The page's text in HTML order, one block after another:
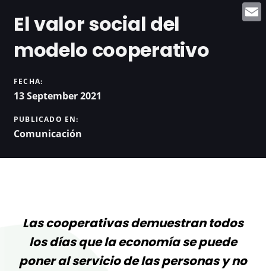
El valor social del
modelo cooperativo
FECHA:
13 September 2021
PUBLICADO EN:
Comunicación
Las cooperativas demuestran todos
los días que la economía se puede
poner al servicio de las personas y no